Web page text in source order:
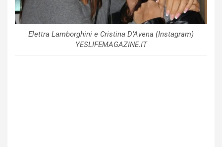
Elettra Lamborghini e Cristina D’Avena (Instagram)
YESLIFEMAGAZINE.IT